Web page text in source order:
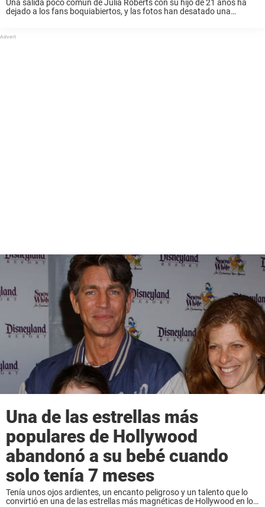
Una salida poco común de Julia Roberts con su hijo de 21 años ha
dejado a los fans boquiabiertos, y las fotos han desatado una
Una de las estrellas más
populares de Hollywood
abandonó a su bebé cuando
solo tenía 7 meses
Tenía unos ojos ardientes, un encanto peligroso y un talento que lo
convirtió en una de las estrellas más magnéticas de Hollywood en los